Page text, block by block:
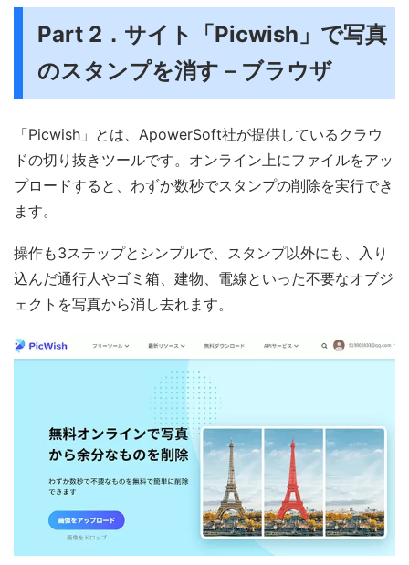
Part 2．サイト「Picwish」で写真
のスタンプを消す－ブラウザ
「Picwish」とは、ApowerSoft社が提供しているクラウ
ドの切り抜きツールです。オンライン上にファイルをアッ
プロードすると、わずか数秒でスタンプの削除を実行でき
ます。
操作も3ステップとシンプルで、スタンプ以外にも、入り
込んだ通行人やゴミ箱、建物、電線といった不要なオブジ
ェクトを写真から消し去れます。